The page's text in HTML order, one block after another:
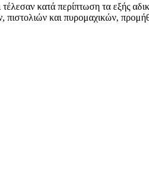
κατά περίπτωση τα εξής
και πυρομαχικών,